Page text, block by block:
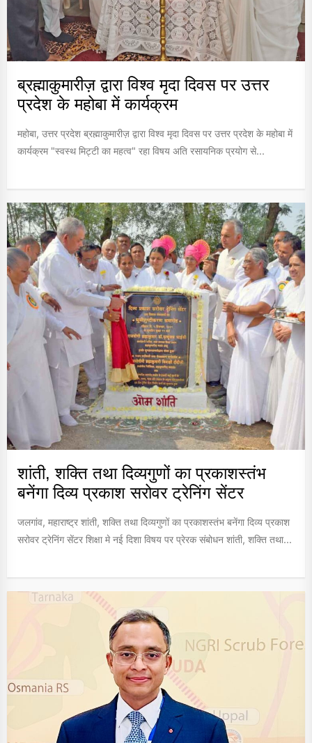
ब्रह्माकुमारीज़ द्वारा विश्व मृदा दिवस पर उत्तर
प्रदेश के महोबा में कार्यक्रम
महोबा, उत्तर प्रदेश ब्रह्माकुमारीज़ द्वारा विश्व मृदा दिवस पर उत्तर प्रदेश के महोबा में
कार्यक्रम "स्वस्थ मिट्टी का महत्व" रहा विषय अति रसायनिक प्रयोग से...
शांती, शक्ति तथा दिव्यगुणों का प्रकाशस्तंभ
बनेंगा दिव्य प्रकाश सरोवर ट्रेनिंग सेंटर
जलगांव, महाराष्ट्र शांती, शक्ति तथा दिव्यगुणों का प्रकाशस्तंभ बनेंगा दिव्य प्रकाश
सरोवर ट्रेनिंग सेंटर शिक्षा मे नई दिशा विषय पर प्रेरक संबोधन शांती, शक्ति तथा...